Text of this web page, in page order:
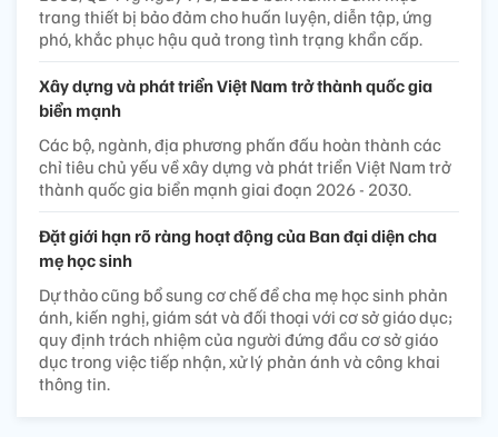
trang thiết bị bảo đảm cho huấn luyện, diễn tập, ứng
phó, khắc phục hậu quả trong tình trạng khẩn cấp.
Xây dựng và phát triển Việt Nam trở thành quốc gia
biển mạnh
Các bộ, ngành, địa phương phấn đấu hoàn thành các
chỉ tiêu chủ yếu về xây dựng và phát triển Việt Nam trở
thành quốc gia biển mạnh giai đoạn 2026 - 2030.
Đặt giới hạn rõ ràng hoạt động của Ban đại diện cha
mẹ học sinh
Dự thảo cũng bổ sung cơ chế để cha mẹ học sinh phản
ánh, kiến nghị, giám sát và đối thoại với cơ sở giáo dục;
quy định trách nhiệm của người đứng đầu cơ sở giáo
dục trong việc tiếp nhận, xử lý phản ánh và công khai
thông tin.